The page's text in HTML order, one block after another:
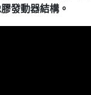
發動器結構。